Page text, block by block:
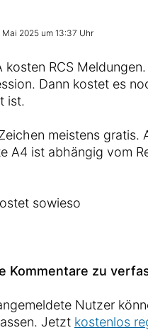
von
2025 um 13:37 Uhr
kosten RCS
Dann kostet es
ist.
meistens gratis.
A4 ist abhängig vom
sowieso
Kommentare zu
Nutzer
Jetzt kostenlos